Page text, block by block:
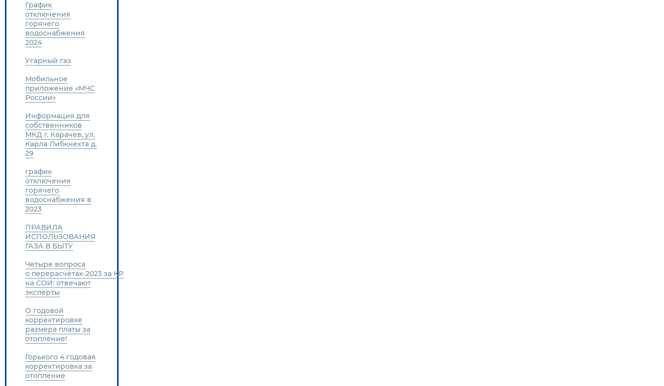
График
отключения
горячего
водоснабжения
2024
Угарный газ
Мобильное
приложение «МЧС
России»
Информация для
собственников
МКД г. Карачев, ул.
Карла Либкнехта д.
29
график
отключения
горячего
водоснабжения в
2023
ПРАВИЛА
ИСПОЛЬЗОВАНИЯ
ГАЗА В БЫТУ
Четыре вопроса
о перерасчётах-2023 за КР
на СОИ: отвечают
эксперты
О годовой
корректировке
размера платы за
отопление!
Горького 4 годовая
корректировка за
отопление